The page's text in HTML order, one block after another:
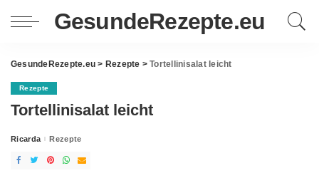
GesundeRezepte.eu
GesundeRezepte.eu > Rezepte >Tortellinisalat leicht
Rezepte
Tortellinisalat leicht
Posted
Ricarda Rezepte